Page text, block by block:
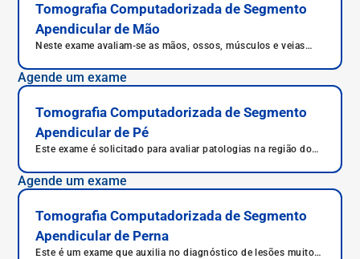
Tomografia Computadorizada de Segmento
Apendicular de Mão
Neste exame avaliam-se as mãos, ossos, músculos e veias
Agende um exame
Tomografia Computadorizada de Segmento
Apendicular de Pé
Este exame é solicitado para avaliar patologias na região do
Agende um exame
Tomografia Computadorizada de Segmento
Apendicular de Perna
Este é um exame que auxilia no diagnóstico de lesões muito